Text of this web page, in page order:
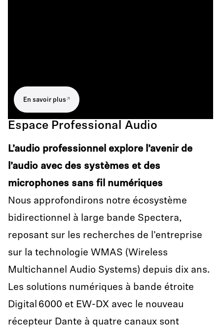
En savoir plus
Espace Professional Audio
L’audio professionnel explore l’avenir de
l’audio avec des systèmes et des
microphones sans fil numériques
Nous approfondirons notre écosystème
bidirectionnel à large bande Spectera,
reposant sur les recherches de l’entreprise
sur la technologie WMAS (Wireless
Multichannel Audio Systems) depuis dix ans.
Les solutions numériques à bande étroite
Digital 6000 et EW-DX avec le nouveau
récepteur Dante à quatre canaux sont